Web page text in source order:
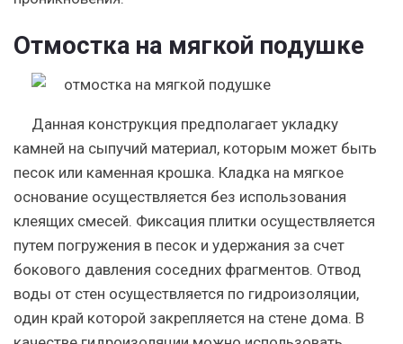
Отмостка на мягкой подушке
Данная конструкция предполагает укладку
камней на сыпучий материал, которым может быть
песок или каменная крошка. Кладка на мягкое
основание осуществляется без использования
клеящих смесей. Фиксация плитки осуществляется
путем погружения в песок и удержания за счет
бокового давления соседних фрагментов. Отвод
воды от стен осуществляется по гидроизоляции,
один край которой закрепляется на стене дома. В